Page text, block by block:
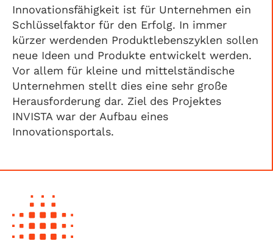
Innovationsfähigkeit ist für Unternehmen ein
Schlüsselfaktor für den Erfolg. In immer
kürzer werdenden Produktlebenszyklen sollen
neue Ideen und Produkte entwickelt werden.
Vor allem für kleine und mittelständische
Unternehmen stellt dies eine sehr große
Herausforderung dar. Ziel des Projektes
INVISTA war der Aufbau eines
Innovationsportals.